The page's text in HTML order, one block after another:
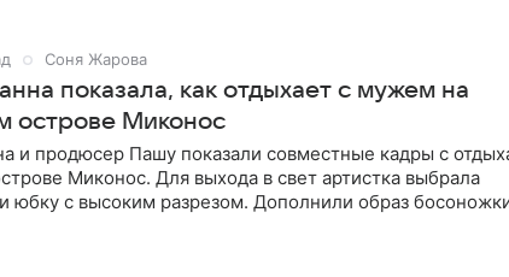
Соня Жарова
показала, как отдыхает с мужем на
острове Миконос
и продюсер Пашу показали совместные кадры с
Миконос. Для выхода в свет артистка выбрала
юбку с высоким разрезом. Дополнили образ